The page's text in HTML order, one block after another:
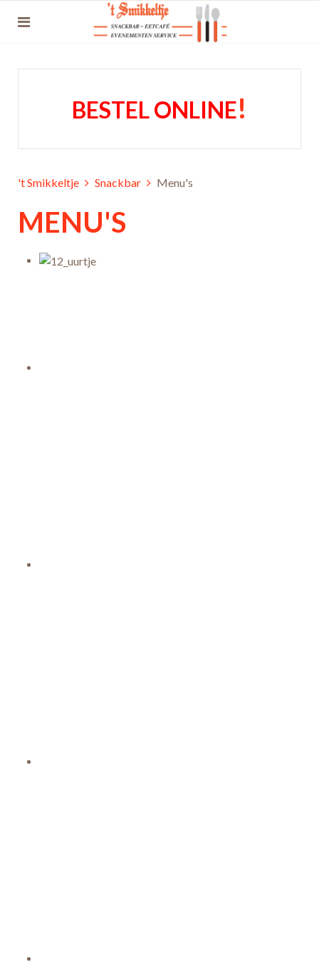
BESTEL ONLINE!
't Smikkeltje Snackbar Menu's
MENU'S